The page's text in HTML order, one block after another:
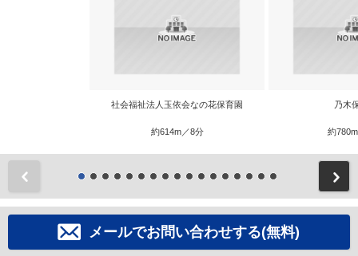
社会福祉法人玉依会なの花保育園
約614m／8分
乃木
約
メールでお問い合わせする(無料)